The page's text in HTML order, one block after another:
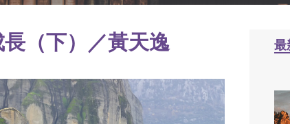
長（下）／黃天逸 最